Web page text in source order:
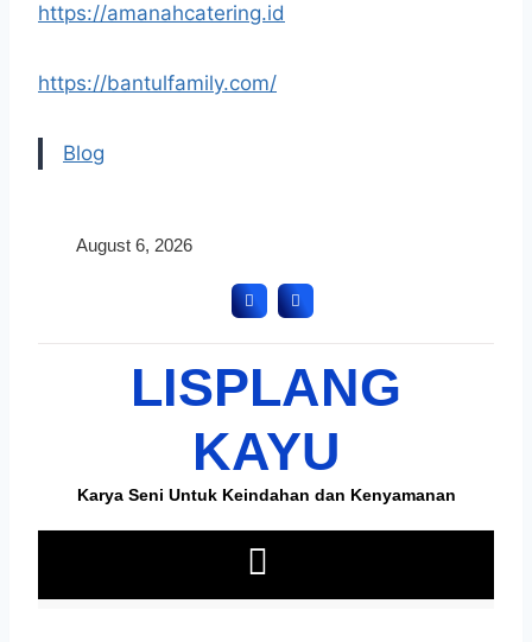
https://amanahcatering.id
https://bantulfamily.com/
Blog